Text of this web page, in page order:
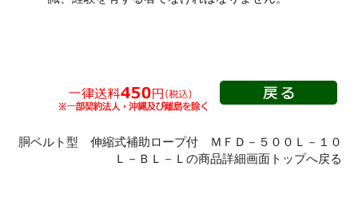
胴ベルト型 伸縮式補助ロープ付 ＭＦＤ－５００Ｌ－１０
Ｌ－ＢＬ－Ｌの商品詳細画面トップへ戻る